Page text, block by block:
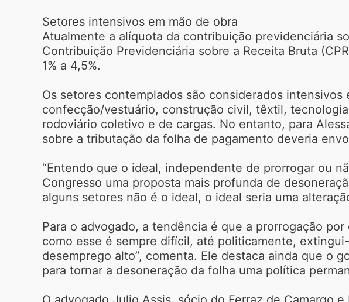
Setores intensivos em mão de obra
Atualmente a alíquota da contribuição previdenciária
Contribuição Previdenciária sobre a Receita Bruta
1% a 4,5%.
Os setores contemplados são considerados
confecção/vestuário, construção civil, têxtil,
rodoviário coletivo e de cargas. No entanto, para
sobre a tributação da folha de pagamento deveria
“Entendo que o ideal, independente de prorrogar ou
Congresso uma proposta mais profunda de
alguns setores não é o ideal, o ideal seria uma
Para o advogado, a tendência é que a prorrogação
como esse é sempre difícil, até politicamente,
desemprego alto”, comenta. Ele destaca ainda que o
para tornar a desoneração da folha uma política